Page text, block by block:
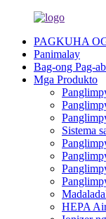
PAGKUHA
Panimalay
Bag-ong Pag-
Mga Produkto
Sistema
HEPA